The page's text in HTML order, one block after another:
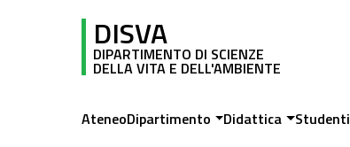
DISVA
DIPARTIMENTO DI SCIENZE
DELLA VITA E DELL'AMBIENTE
Main navigation
AteneoDipartimento Didattica Studenti